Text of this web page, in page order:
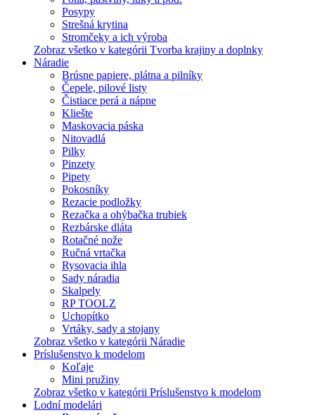
Posypy
Strešná krytina
Stromčeky a ich výroba
Zobraz všetko v kategórii Tvorba krajiny a doplnky
Náradie
Brúsne papiere, plátna a pilníky
Čepele, pilové listy
Čistiace perá a nápne
Kliešte
Maskovacia páska
Nitovadlá
Pilky
Pinzety
Pipety
Pokosníky
Rezacie podložky
Rezačka a ohýbačka trubiek
Rezbárske dláta
Rotačné nože
Ručná vrtačka
Rysovacia ihla
Sady náradia
Skalpely
RP TOOLZ
Uchopítko
Vrtáky, sady a stojany
Zobraz všetko v kategórii Náradie
Príslušenstvo k modelom
Koľaje
Mini pružiny
Zobraz všetko v kategórii Príslušenstvo k modelom
Lodní modelári